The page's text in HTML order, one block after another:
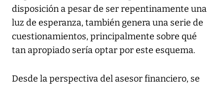
disposición a pesar de ser repentinamente una
luz de esperanza, también genera una serie de
cuestionamientos, principalmente sobre qué
tan apropiado sería optar por este esquema.
Desde la perspectiva del asesor financiero, se